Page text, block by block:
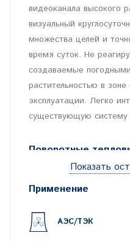
видеоканала высокого
визуальный
множества целей и
время суток. Не
создаваемые
растительностью в
эксплуатации. Легко
существующую систему
Поворотные
видеоканалом:
Разработаны на базе
Имеют атермальный
Показать
Применение
АЭС/ТЭК